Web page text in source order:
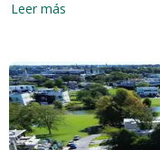
hotelería de primer nivel.
minutos de la Capital
Plata.
Greenville Polo & Resort
Leer más